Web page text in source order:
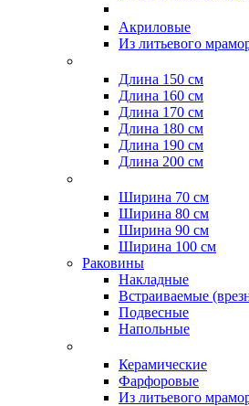
Акриловые
Из литьевого
Длина 150 см
Длина 160 см
Длина 170 см
Длина 180 см
Длина 190 см
Длина 200 см
Ширина 70 см
Ширина 80 см
Ширина 90 см
Ширина 100 см
Раковины
Накладные
Встраиваемые
Подвесные
Напольные
Керамические
Фарфоровые
Из литьевого